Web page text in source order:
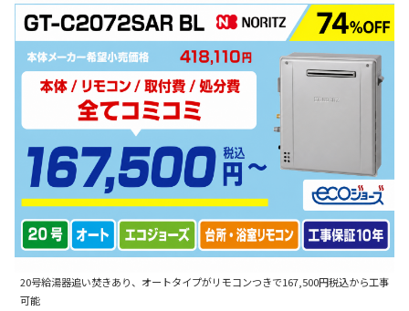
20号給湯器追い焚きあり、オートタイプがリモコンつきで167,500円税込から工事
可能